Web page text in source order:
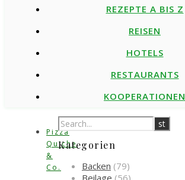
REZEPTE A BIS Z
REISEN
HOTELS
RESTAURANTS
KOOPERATIONEN
Pizza
Quiche
&
Co.
Kategorien
Backen (79)